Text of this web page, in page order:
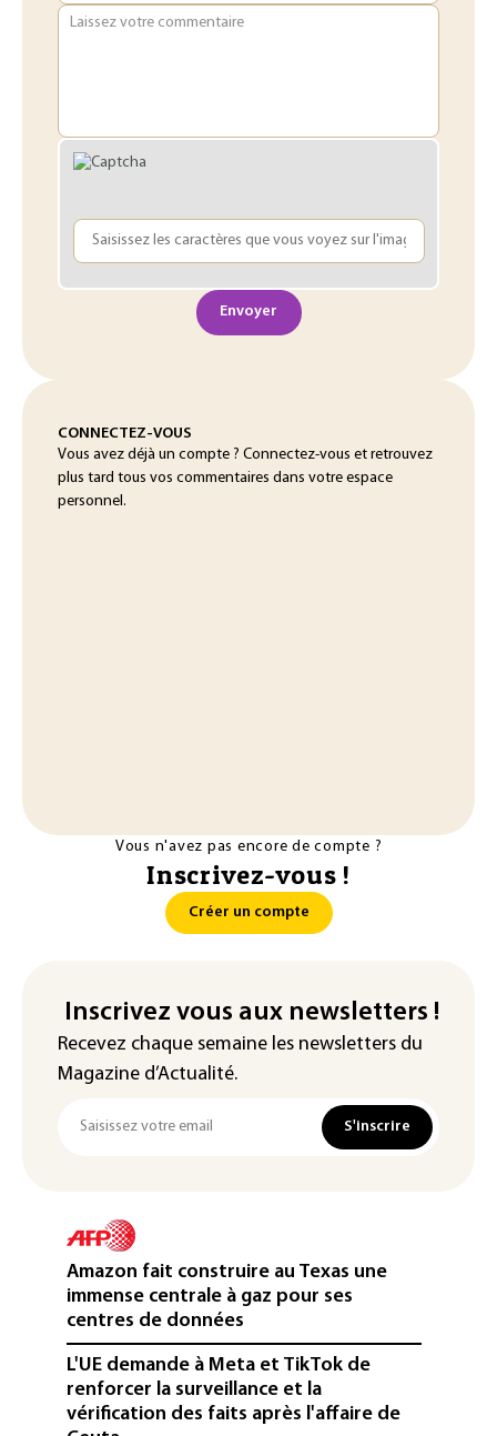
Laissez votre commentaire
Envoyer
CONNECTEZ-VOUS
Vous avez déjà un compte ? Connectez-vous et retrouvez
plus tard tous vos commentaires dans votre espace
personnel.
Vous n'avez pas encore de compte ?
Inscrivez-vous !
Créer un compte
Inscrivez vous aux newsletters !
Recevez chaque semaine les newsletters du
Magazine d’Actualité.
S'inscrire
Amazon fait construire au Texas une
immense centrale à gaz pour ses
centres de données
L'UE demande à Meta et TikTok de
renforcer la surveillance et la
vérification des faits après l'affaire de